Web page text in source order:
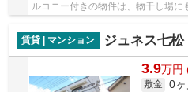
ルコニー付きの物件は、物干し場
賃貸 | マンション
ジュネス七松
3.9万円
敷金 0ヶ